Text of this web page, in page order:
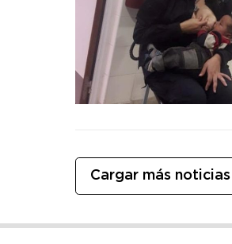
Cargar más noticias